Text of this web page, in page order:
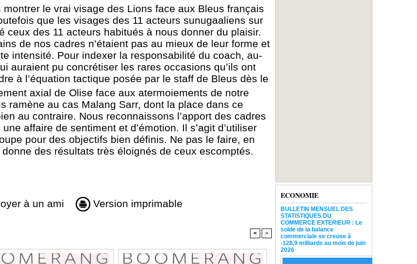
le vrai visage des Lions face aux Bleus français
que les visages des 11 acteurs sunugaaliens sur
ceux des 11 acteurs habitués à nous donner du plaisir.
de nos cadres n’étaient pas au mieux de leur forme et
intensité. Pour indexer la responsabilité du coach, au-
auraient pu concrétiser les rares occasions qu’ils ont
à l’équation tactique posée par le staff de Bleus dès le
axial de Olise face aux atermoiements de notre
ramène au cas Malang Sarr, dont la place dans ce
au contraire. Nous reconnaissons l’apport des cadres
affaire de sentiment et d’émotion. Il s’agit d’utiliser
pour des objectifs bien définis. Ne pas le faire, en
des résultats très éloignés de ceux escomptés.
à un ami Version imprimable
< >
ECONOMIE
BULLETIN MENSUEL DES
STATISTIQUES DU
COMMERCE EXTERIEUR : Le
solde de la balance
commerciale se creuse à
-128,9 milliards au mois de juin
2026